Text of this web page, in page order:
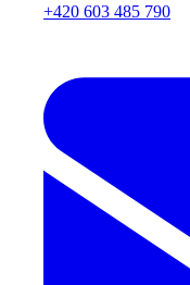
+420 603 485 790